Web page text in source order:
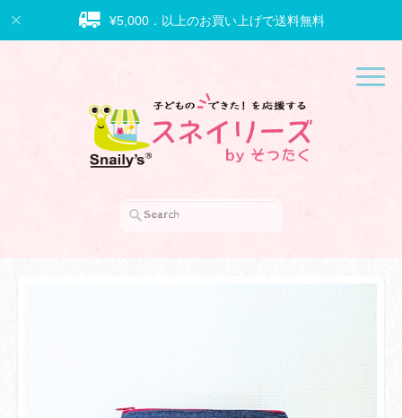
¥5,000．以上のお買い上げで送料無料